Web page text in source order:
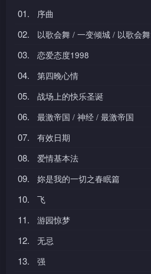
01. 序曲
02. 以歌会舞 / 一变倾城 / 以歌会舞
03. 恋爱态度1998
04. 第四晚心情
05. 战场上的快乐圣诞
06. 最激帝国 / 神经 / 最激帝国
07. 有效日期
08. 爱情基本法
09. 妳是我的一切之春眠篇
10. 飞
11. 游园惊梦
12. 无忌
13. 强